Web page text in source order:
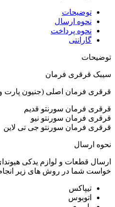
توضیحات
نحوه ارسال
نحوه پرداخت
گارانتی
توضیحات
سیبک قرقری فرمان
قرقری فرمان اصلی (جنیون پارت
قرقری فرمان سورنتو قدیم
قرقری فرمان سورنتو نیو
قرقری فرمان سورنتو جی تی لاین
نحوه ارسال
ارسال قطعات و لوازم یدکی
خواست شما در روش های زیر
تیپاکس
اتوبوس